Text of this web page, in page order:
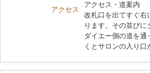
アクセス
アクセス・道案内
改札口を出てすぐ右
ります。その並びに
ダイエー側の道を通
くとサロンの入り口